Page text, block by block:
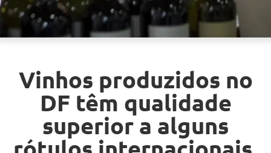
Vinhos produzidos no
DF têm qualidade
superior a alguns